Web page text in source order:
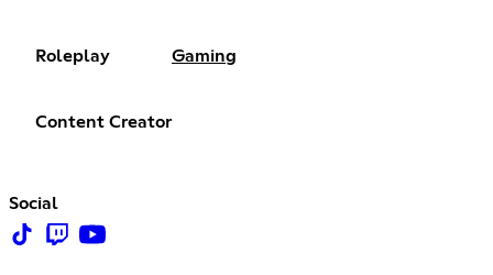
Roleplay Gaming
Content Creator
Social